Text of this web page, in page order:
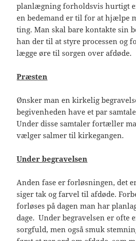
planlægning forholdsvis hurtigt
en bedemand er til for at hjælpe
ting. Man skal bare kontakte sin
han der til at styre processen og
lægge øre til sorgen over afdøde.
Præsten
Ønsker man en kirkelig
begivenheden have et par
Under disse samtaler fortæller
vælger salmer til kirkegangen.
Under begravelsen
Anden fase er forløsningen, det
siger tak og farvel til afdøde.
forløses på dagen man har
dage. Under begravelsen er ofte
sorgfuld, men også smuk